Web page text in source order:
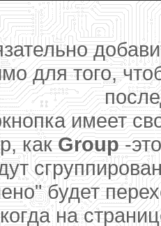
для того,
имеет
какGroup-
будет
на